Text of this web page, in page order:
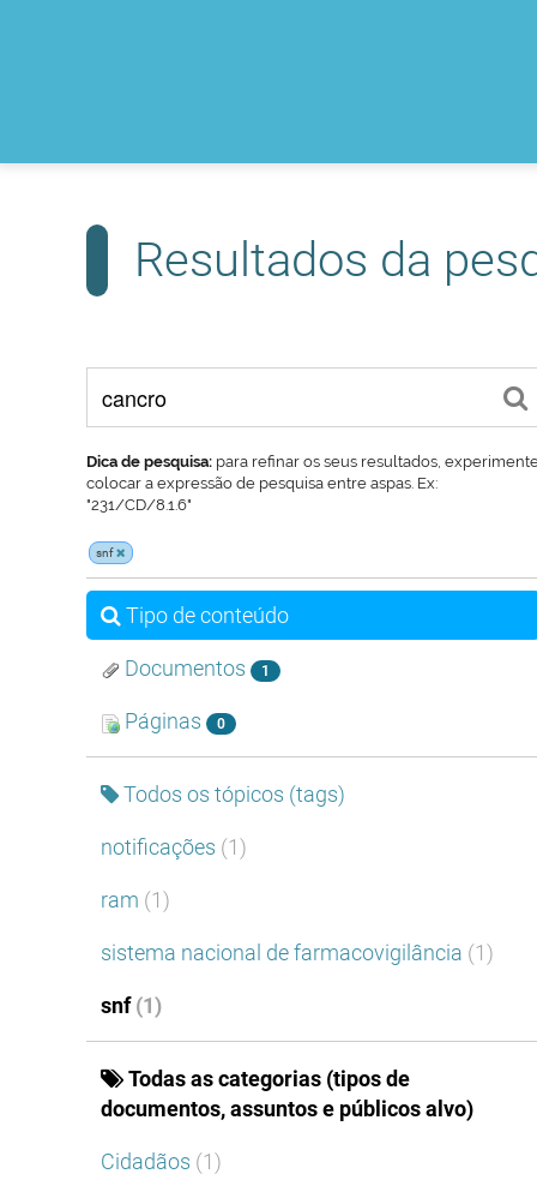
Resultados da
Dica de pesquisa: para refinar os seus resultados,
colocar a expressão de pesquisa entre aspas. Ex:
"231/CD/8.1.6"
snf
Tipo de conteúdo
Documentos 1
Páginas 0
Todos os tópicos (tags)
notificações (1)
ram (1)
sistema nacional de farmacovigilância (1)
snf(1)
Todas as categorias (tipos de
documentos, assuntos e públicos alvo)
Cidadãos (1)